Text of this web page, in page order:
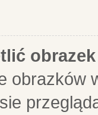
obrazków